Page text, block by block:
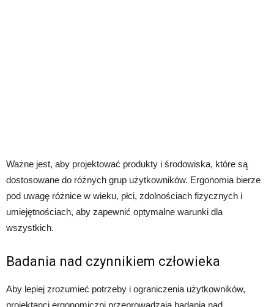
Ważne jest, aby projektować produkty i środowiska, które są
dostosowane do różnych grup użytkowników. Ergonomia bierze
pod uwagę różnice w wieku, płci, zdolnościach fizycznych i
umiejętnościach, aby zapewnić optymalne warunki dla
wszystkich.
Badania nad czynnikiem człowieka
Aby lepiej zrozumieć potrzeby i ograniczenia użytkowników,